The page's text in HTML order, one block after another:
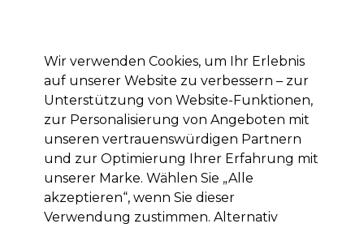
Anmelden
Marken Deals Haare Elektrogeräte Saloneinrichtung
Lieferung und Lieferzeiten
– mehr erfahren
Marken Checi
Checi
Wir verwenden Cookies, um Ihr Erlebnis
auf unserer Website zu verbessern – zur
Unterstützung von Website-Funktionen,
zur Personalisierung von Angeboten mit
unseren vertrauenswürdigen Partnern
und zur Optimierung Ihrer Erfahrung mit
unserer Marke. Wählen Sie „Alle
akzeptieren“, wenn Sie dieser
Verwendung zustimmen. Alternativ